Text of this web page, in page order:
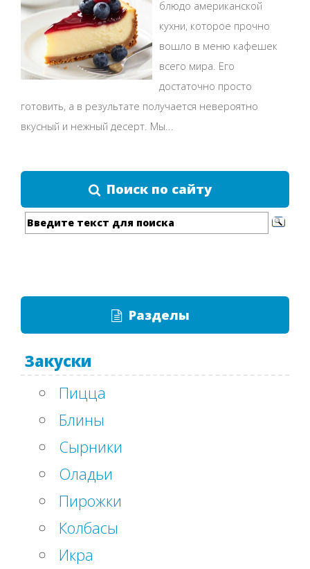
блюдо американской
кухни, которое прочно
вошло в меню кафешек
всего мира. Его
достаточно просто
готовить, а в результате получается невероятно
вкусный и нежный десерт. Мы...
Поиск по сайту
Разделы
Закуски
Пицца
Блины
Сырники
Оладьи
Пирожки
Колбасы
Икра